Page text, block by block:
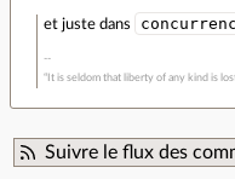
et juste dans
“It is seldom that liberty of any kind is
Suivre le flux des